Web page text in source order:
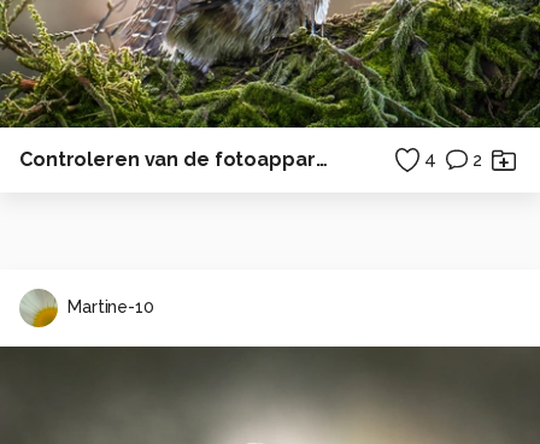
Controleren van de fotoapparatuur 4 2
Martine-10